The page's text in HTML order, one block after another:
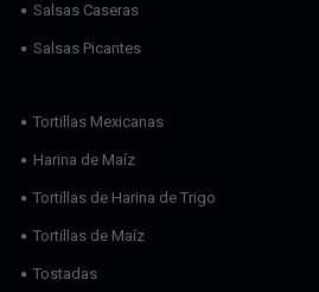
Salsas Caseras
Salsas Picantes
Tortillas Mexicanas
Harina de Maíz
Tortillas de Harina de Trigo
Tortillas de Maíz
Tostadas